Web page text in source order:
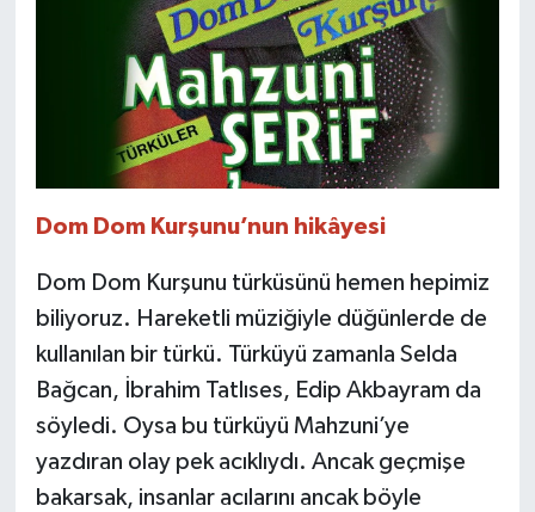
Dom Dom Kurşunu’nun hikâyesi
Dom Dom Kurşunu türküsünü hemen hepimiz
biliyoruz. Hareketli müziğiyle düğünlerde de
kullanılan bir türkü. Türküyü zamanla Selda
Bağcan, İbrahim Tatlıses, Edip Akbayram da
söyledi. Oysa bu türküyü Mahzuni’ye
yazdıran olay pek acıklıydı. Ancak geçmişe
bakarsak, insanlar acılarını ancak böyle